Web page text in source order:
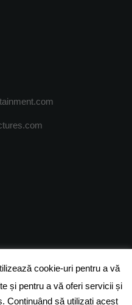
All rights reserved.
JOBS DESPRE COOKIES
cookie-uri pentru a vă
și pentru a vă oferi servicii și
Continuând să utilizați acest